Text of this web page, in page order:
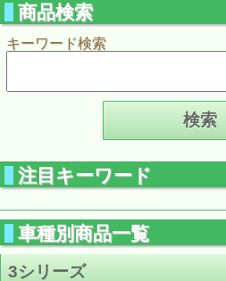
商品検索
キーワード検索
注目キーワード
車種別商品一覧
3シリーズ